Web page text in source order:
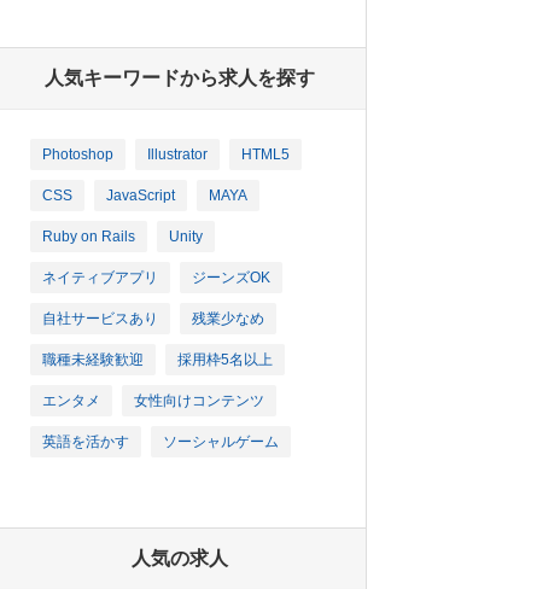
人気キーワードから求人を探す
Photoshop Illustrator HTML5
CSS JavaScript MAYA
Ruby on Rails Unity
ネイティブアプリ ジーンズOK
自社サービスあり 残業少なめ
職種未経験歓迎 採用枠5名以上
エンタメ 女性向けコンテンツ
英語を活かす ソーシャルゲーム
人気の求人